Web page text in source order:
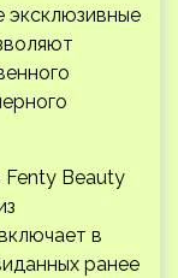
эксклюзивные
Fenty Beauty
в
ранее